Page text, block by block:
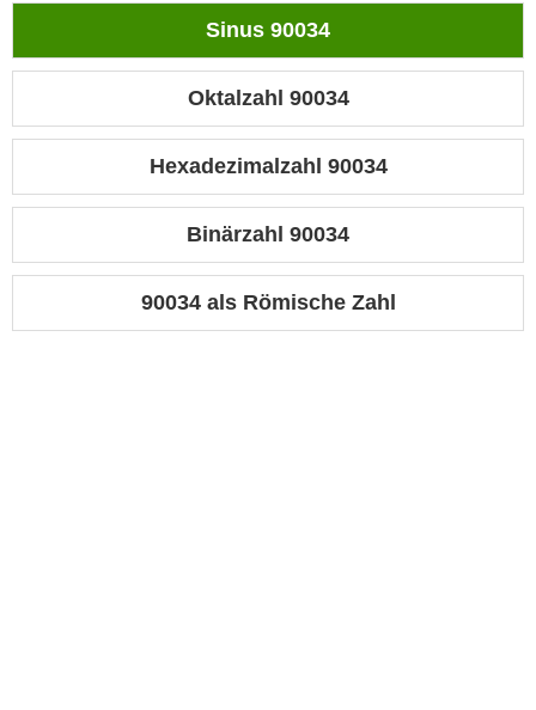
Sinus 90034
Oktalzahl 90034
Hexadezimalzahl 90034
Binärzahl 90034
90034 als Römische Zahl